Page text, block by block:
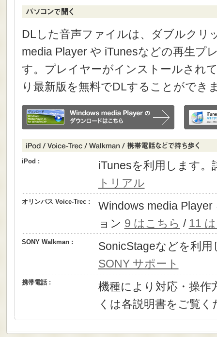
DLした音声ファイルは、ダブルクリ
media Player や iTunesなどの再生プ
す。プレイヤーがインストールされ
り最新版を無料でDLすることができ
iPod :
iTunesを利用します
トリアル
オリンパス Voice-Trec :
Windows media
ョン 9 はこちら / 11
SONY Walkman :
SonicStageなどを利
SONY サポート
携帯電話 :
機種により対応・操作
くは各説明書をご覧く